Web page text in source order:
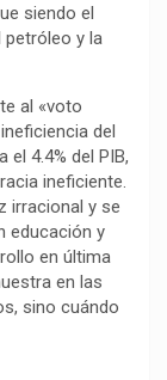
siendo el
petróleo y la
al «voto
del
4.4% del PIB,
ineficiente.
irracional y se
educación y
en última
en las
sino cuándo